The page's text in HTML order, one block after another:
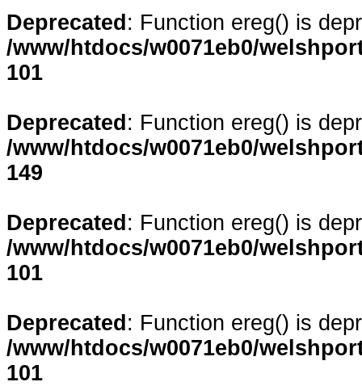
Deprecated : Function ereg() is
/www/htdocs/w0071eb0/
101
Deprecated : Function ereg() is
/www/htdocs/w0071eb0/
149
Deprecated : Function ereg() is
/www/htdocs/w0071eb0/
101
Deprecated : Function ereg() is
/www/htdocs/w0071eb0/
101